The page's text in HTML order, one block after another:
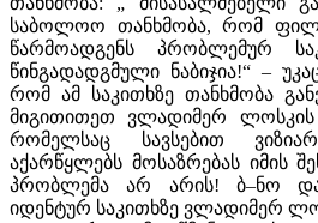
საბოლოო თანხმობა, რომ
წარმოადგენს პრობლემურ
წინგადადგმული ნაბიჯია!“ –
რომ ამ საკითხზე თანხმობა
მიგითითეთ ვლადიმერ ლოსკის
რომელსაც სავსებით
აქარწყლებს მოსაზრებას იმის
პრობლემა არ არის! ბ–ნო
იდენტურ საკითხზე ვლადიმერ